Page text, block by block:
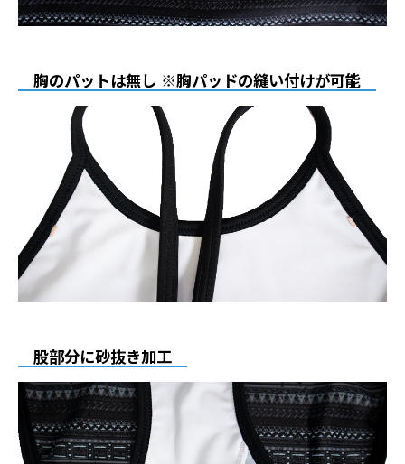
胸のパットは無し ※胸パッドの縫い付けが可能
股部分に砂抜き加工